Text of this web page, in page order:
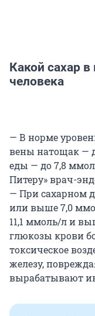
Какой сахар
человека
— В норме
вены натощак —
еды — до 7,8
Питеру» врач-
— При сахарном
или выше 7,0
11,1 ммоль/л и
глюкозы крови
токсическое
железу,
вырабатывают